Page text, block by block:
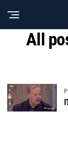
All